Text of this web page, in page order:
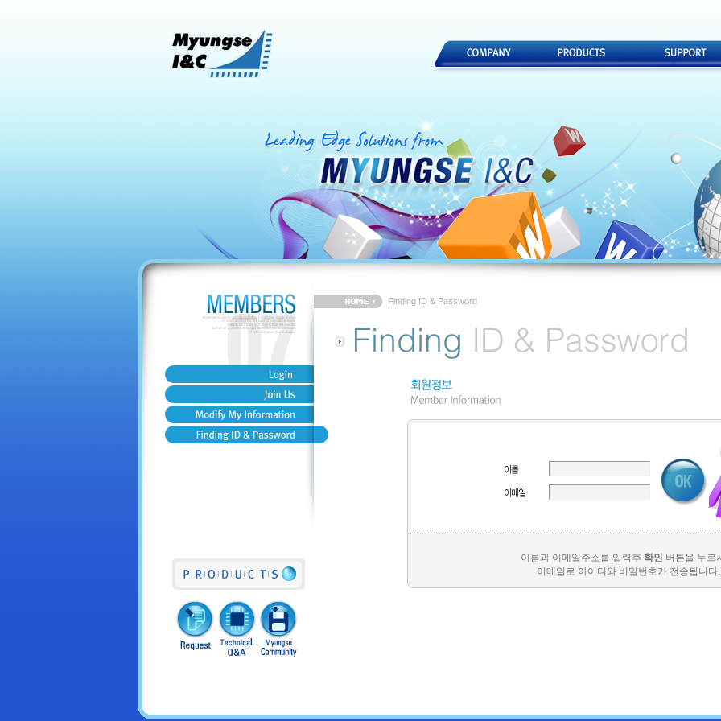
Finding ID & Password
이름과 이메일주소를 입력후 확인 버튼을 누르
이메일로 아이디와 비밀번호가 전송됩니다.